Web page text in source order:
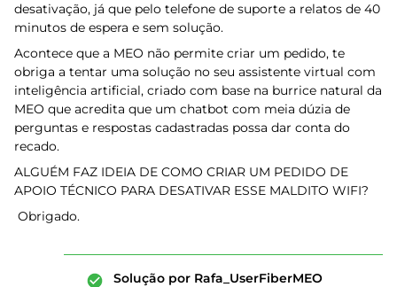
desativação, já que pelo telefone de suporte a relatos de 40
minutos de espera e sem solução.
Acontece que a MEO não permite criar um pedido, te
obriga a tentar uma solução no seu assistente virtual com
inteligência artificial, criado com base na burrice natural da
MEO que acredita que um chatbot com meia dúzia de
perguntas e respostas cadastradas possa dar conta do
recado.
ALGUÉM FAZ IDEIA DE COMO CRIAR UM PEDIDO DE
APOIO TÉCNICO PARA DESATIVAR ESSE MALDITO WIFI?
Obrigado.
Solução por Rafa_UserFiberMEO